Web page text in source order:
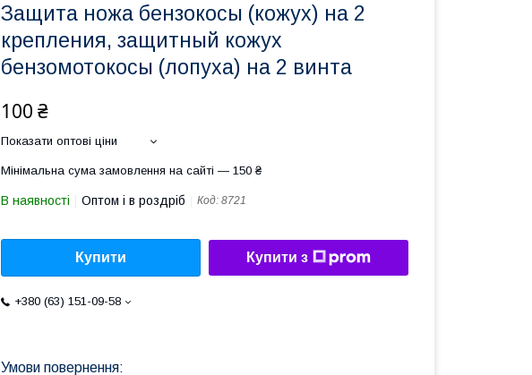
Защита ножа бензокосы (кожух) на 2
крепления, защитный кожух
бензомотокосы (лопуха) на 2 винта
100 ₴
Показати оптові ціни
Мінімальна сума замовлення на сайті — 150 ₴
В наявності Оптом і в роздріб Код: 8721
Купити Купити з
+380 (63) 151-09-58